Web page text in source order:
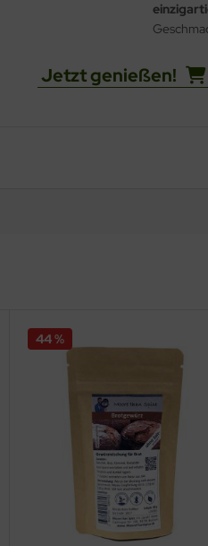
Jetzt genießen!
44 %